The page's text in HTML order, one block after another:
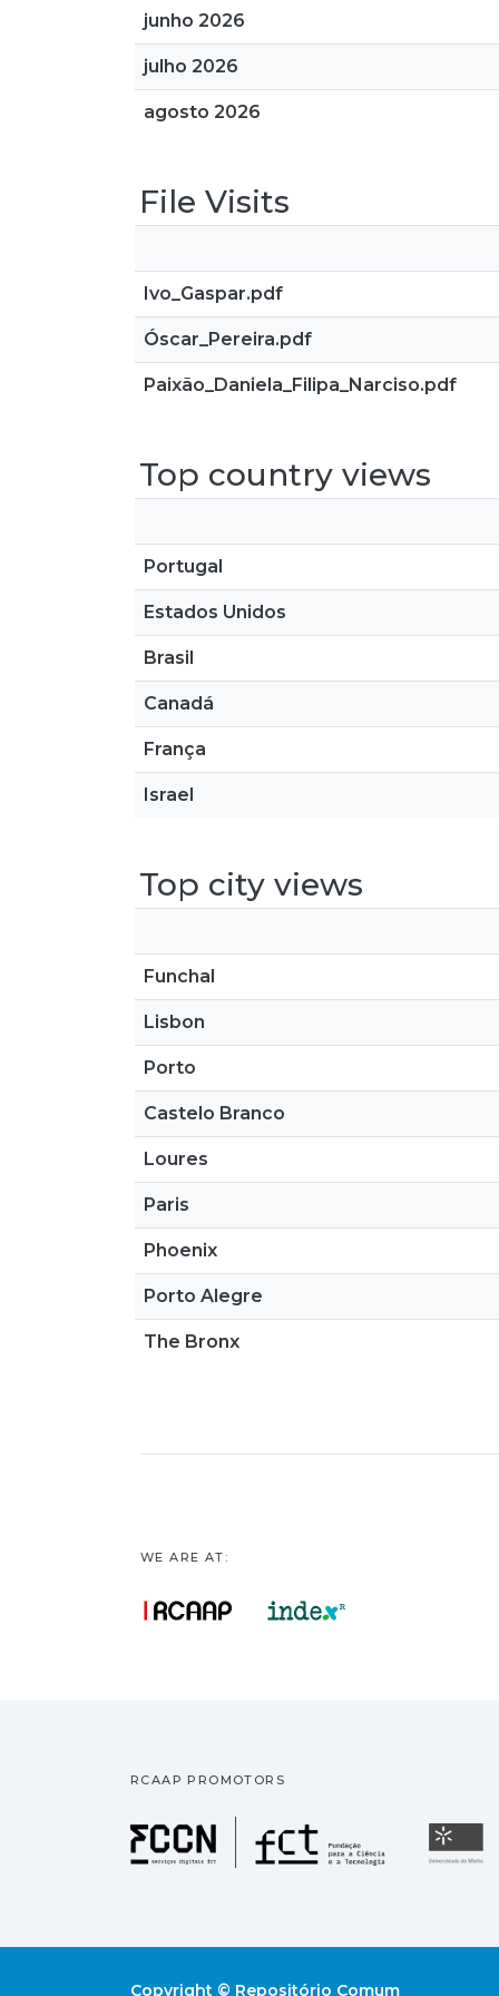
junho 2026
julho 2026
agosto 2026
File Visits
Ivo_Gaspar.pdf
Óscar_Pereira.pdf
Paixão_Daniela_Filipa_Narciso.pdf
Top country views
Portugal
Estados Unidos
Brasil
Canadá
França
Israel
Top city views
Funchal
Lisbon
Porto
Castelo Branco
Loures
Paris
Phoenix
Porto Alegre
The Bronx
WE ARE AT:
RCAAP PROMOTORS
Fundação
Copyright © Repositório Comum